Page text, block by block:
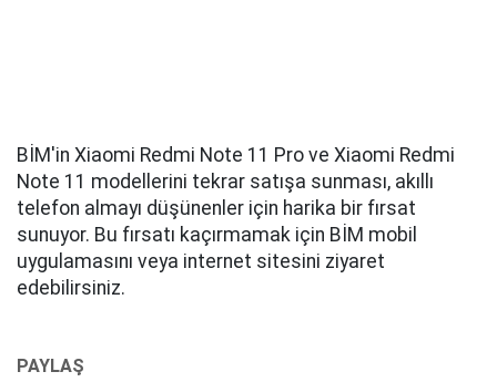
BİM'in Xiaomi Redmi Note 11 Pro ve Xiaomi Redmi
Note 11 modellerini tekrar satışa sunması, akıllı
telefon almayı düşünenler için harika bir fırsat
sunuyor. Bu fırsatı kaçırmamak için BİM mobil
uygulamasını veya internet sitesini ziyaret
edebilirsiniz.